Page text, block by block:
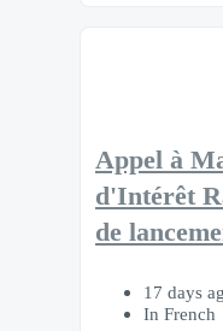
Appel à
d'Intérêt
de
17 days
In French